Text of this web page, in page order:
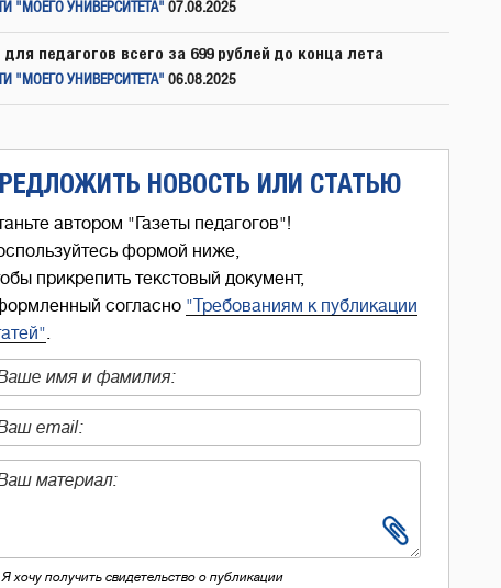
"МОЕГО УНИВЕРСИТЕТА" 07.08.2025
для педагогов всего за 699 рублей до конца лета
"МОЕГО УНИВЕРСИТЕТА" 06.08.2025
НОВОСТЬ ИЛИ СТАТЬЮ
автором "Газеты педагогов"!
формой ниже,
прикрепить текстовый документ,
согласно "Требованиям к публикации
.
Я хочу получить свидетельство о публикации